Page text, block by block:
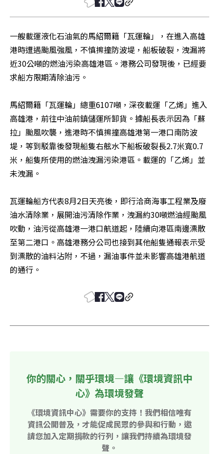
一艘載運液化石油氣的馬紹爾籍「瓦運輪」，在進入高雄
港時遭遇颱風強風，不慎擦撞防波堤，船板破裂，洩漏將
近30公噸的燃油污染高雄港區。港務公司發現後，已經要
求船方限期清除油污。
馬紹爾籍「瓦運輪」總重6107噸，深夜載運「乙烯」進入
高雄港，前往中油前鎮儲運所卸貨。據船長表示因為「蘇
拉」颱風吹襲，進港時不慎擦撞高雄港第一港口南防波
堤，等到駁靠後發現船隻右舷水下船板破裂長2.7米寬0.7
米，船隻所使用的燃油洩漏污染港區。載運的「乙烯」並
未洩漏。
瓦運輪船方代表8月2日天亮後，即行洽商海事工程業及廢
油水清除業，展開油污清除作業，洩漏約30噸燃油經颱風
吹動，油污從高雄港一港口航道起，陸續向港區南邊漂散
至第二港口。高雄港務分公司也接到其他船隻通報表示受
到漂散的油料沾附，不過，漏油事件並未影響高雄港航道
的通行。
你的關心，關乎環境—讓《環境資訊中
心》為環境發聲
《環境資訊中心》需要你的支持！我們相信唯有
資訊公開普及，才能促成民眾的參與和行動，邀
請您加入定期捐款的行列，讓我們持續為環境發
聲。